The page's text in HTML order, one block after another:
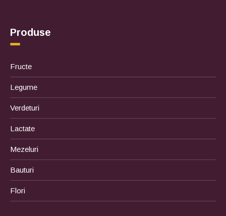
Produse
Fructe
Legume
Verdeturi
Lactate
Mezeluri
Bauturi
Flori